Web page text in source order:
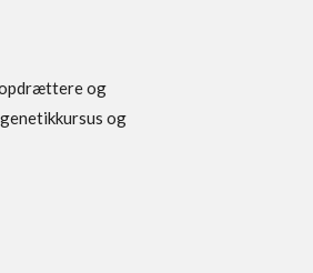
opdrættere og
og